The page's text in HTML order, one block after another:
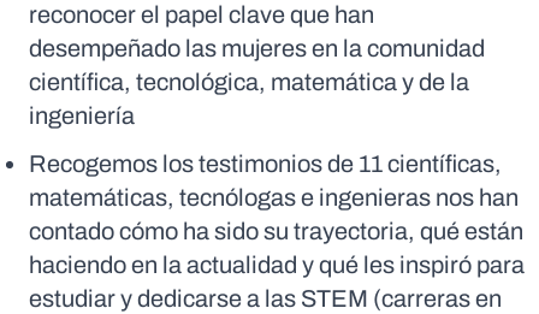
reconocer el papel clave que han
desempeñado las mujeres en la comunidad
científica, tecnológica, matemática y de la
ingeniería
Recogemos los testimonios de 11 científicas,
matemáticas, tecnólogas e ingenieras nos han
contado cómo ha sido su trayectoria, qué están
haciendo en la actualidad y qué les inspiró para
estudiar y dedicarse a las STEM (carreras en